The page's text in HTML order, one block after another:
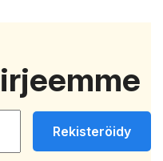
Rekisteröidy